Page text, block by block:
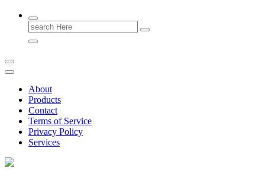
Search
for:
About
Products
Contact
Terms of Service
Privacy Policy
Services